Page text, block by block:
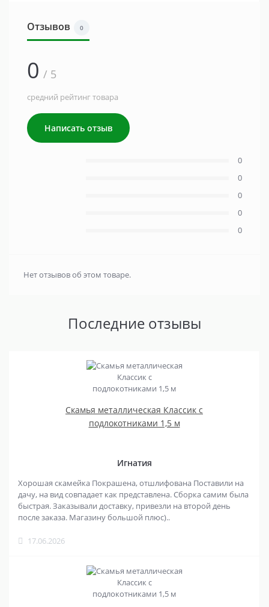
Отзывов 0
0 / 5
средний рейтинг товара
Написать отзыв
0
0
0
0
0
Нет отзывов об этом товаре.
Последние отзывы
Скамья металлическая Классик с
подлокотниками 1,5 м
Игнатия
Хорошая скамейка Покрашена, отшлифована Поставили на
дачу, на вид совпадает как представлена. Сборка самим была
быстрая. Заказывали доставку, привезли на второй день
после заказа. Магазину большой плюс)..
17.06.2026